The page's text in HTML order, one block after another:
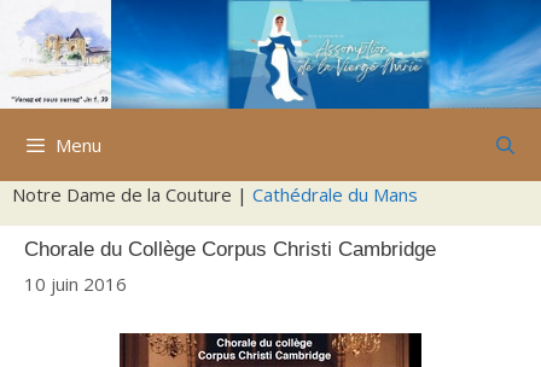
Aller
contenu
Menu
Notre Dame de la Couture | Cathédrale du Mans
Chorale du Collège Corpus Christi Cambridge
10 juin 2016